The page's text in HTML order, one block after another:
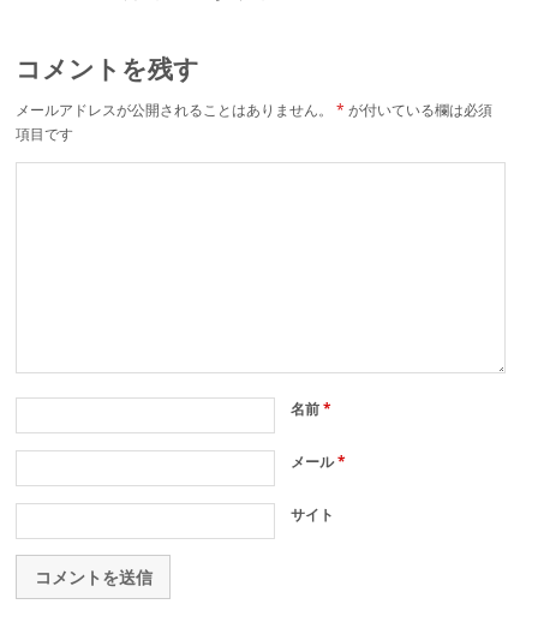
コメントを残す
メールアドレスが公開されることはありません。 * が付いている欄は必須
項目です
名前*
メール*
サイト